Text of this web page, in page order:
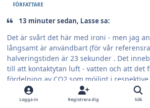
FÖRFATTARE
13 minuter sedan, Lasse sa:
Det är svårt det här med ironi - men jag
långsamt är användbart (för vår
halveringstiden är 23 sekunder . Det
till att kontaktytan luft - vatten och att det
fördelning av CO2 som möjligt i
och vattenrörelse) så ställs jämnvikten in
är i linje med att jag har ungefär 100
Logga in Registrera dig Sök